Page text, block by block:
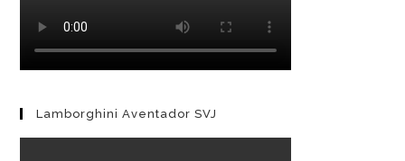
Lamborghini Aventador SVJ